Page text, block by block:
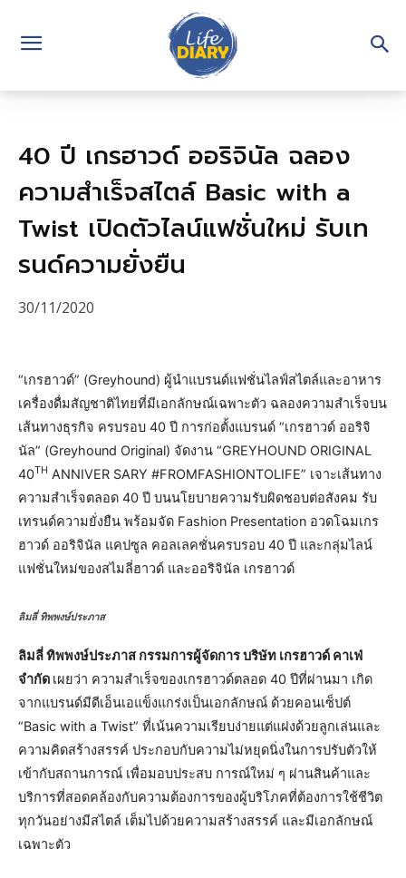
40 ปี เกรฮาวด์ ออริจินัล ฉลอง
ความสำเร็จสไตล์ Basic with a
Twist เปิดตัวไลน์แฟชั่นใหม่ รับเท
รนด์ความยั่งยืน
30/11/2020
“เกรฮาวด์” (Greyhound) ผู้นำแบรนด์แฟชั่นไลฟ์สไตล์และอาหาร
เครื่องดื่มสัญชาติไทยที่มีเอกลักษณ์เฉพาะตัว ฉลองความสำเร็จบน
เส้นทางธุรกิจ ครบรอบ 40 ปี การก่อตั้งแบรนด์ “เกรฮาวด์ ออริจิ
นัล” (Greyhound Original) จัดงาน “GREYHOUND ORIGINAL
40TH ANNIVER SARY #FROMFASHIONTOLIFE” เจาะเส้นทาง
ความสำเร็จตลอด 40 ปี บนนโยบายความรับผิดชอบต่อสังคม รับ
เทรนด์ความยั่งยืน พร้อมจัด Fashion Presentation อวดโฉมเกร
ฮาวด์ ออริจินัล แคปซูล คอลเลคชั่นครบรอบ 40 ปี และกลุ่มไลน์
แฟชั่นใหม่ของสไมลี่ฮาวด์ และออริจินัล เกรฮาวด์
ลิมลี่ ทิพพงษ์ประภาส
ลิมลี่ ทิพพงษ์ประภาส กรรมการผู้จัดการ บริษัท เกรฮาวด์ คาเฟ่
จำกัด เผยว่า ความสำเร็จของเกรฮาวด์ตลอด 40 ปีที่ผ่านมา เกิด
จากแบรนด์มีดีเอ็นเอแข็งแกร่งเป็นเอกลักษณ์ ด้วยคอนเซ็ปต์
“Basic with a Twist” ที่เน้นความเรียบง่ายแต่แฝงด้วยลูกเล่นและ
ความคิดสร้างสรรค์ ประกอบกับความไม่หยุดนิ่งในการปรับตัวให้
เข้ากับสถานการณ์ เพื่อมอบประสบ การณ์ใหม่ ๆ ผ่านสินค้าและ
บริการที่สอดคล้องกับความต้องการของผู้บริโภคที่ต้องการใช้ชีวิต
ทุกวันอย่างมีสไตล์ เต็มไปด้วยความสร้างสรรค์ และมีเอกลักษณ์
เฉพาะตัว